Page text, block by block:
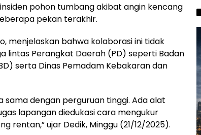
pohon tumbang akibat angin kencang
pekan terakhir.
menjelaskan bahwa kolaborasi ini tidak
lintas Perangkat Daerah (PD) seperti Badan
serta Dinas Pemadam Kebakaran dan
sama dengan perguruan tinggi. Ada alat
lapangan diedukasi cara mengukur
rentan,” ujar Dedik, Minggu (21/12/2025).